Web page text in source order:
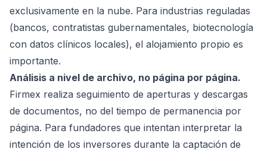
exclusivamente en la nube. Para industrias reguladas
(bancos, contratistas gubernamentales, biotecnología
con datos clínicos locales), el alojamiento propio es
importante.
Análisis a nivel de archivo, no página por página.
Firmex realiza seguimiento de aperturas y descargas
de documentos, no del tiempo de permanencia por
página. Para fundadores que intentan interpretar la
intención de los inversores durante la captación de